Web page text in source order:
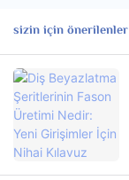
sizin için önerilenler